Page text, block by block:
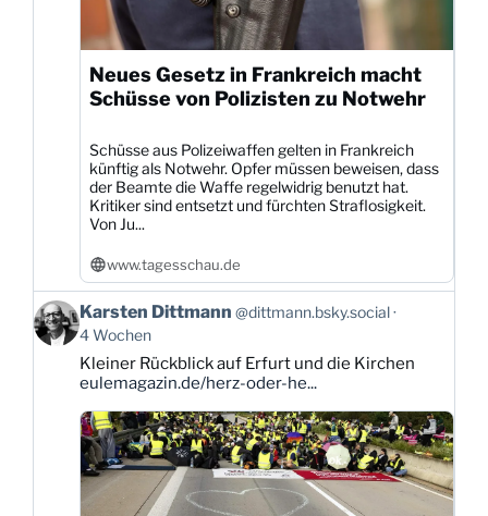
Neues Gesetz in Frankreich macht
Schüsse von Polizisten zu Notwehr
Schüsse aus Polizeiwaffen gelten in Frankreich
künftig als Notwehr. Opfer müssen beweisen, dass
der Beamte die Waffe regelwidrig benutzt hat.
Kritiker sind entsetzt und fürchten Straflosigkeit.
Von Ju...
www.tagesschau.de
Beitrag
von
Karsten
Dittmann
Bluesky
ansehen
Karsten Dittmann @dittmann.bsky.social
4 Wochen
Kleiner Rückblick auf Erfurt und die Kirchen
eulemagazin.de/herz-oder-he...